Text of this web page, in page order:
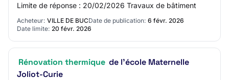
Limite de réponse : 20/02/2026 Travaux de bâtiment
Acheteur: VILLE DE BUCDate de publication: 6 févr. 2026
Date limite: 20 févr. 2026
Rénovation thermique de l'école Maternelle
Joliot-Curie